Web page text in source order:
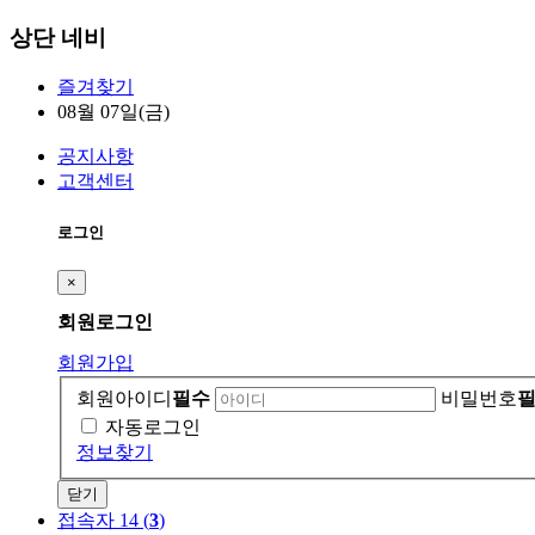
상단 네비
즐겨찾기
08월 07일(금)
공지사항
고객센터
로그인
×
회원 로그인
회원가입
회원아이디 필수 비밀번호
자동로그인
정보찾기
닫기
접속자 14 (3)